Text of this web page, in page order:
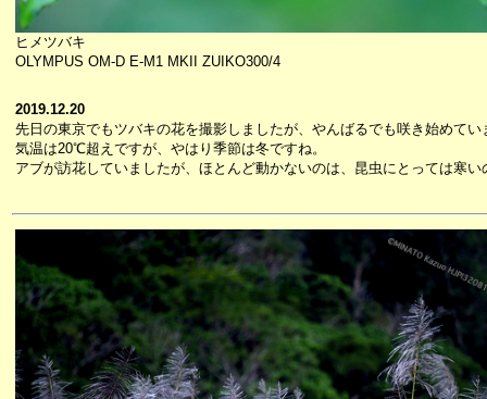
ヒメツバキ
OLYMPUS OM-D E-M1 MKII ZUIKO300/4
2019.12.20
先日の東京でもツバキの花を撮影しましたが、やんばるでも咲き始めてい
気温は20℃超えですが、やはり季節は冬ですね。
アブが訪花していましたが、ほとんど動かないのは、昆虫にとっては寒い